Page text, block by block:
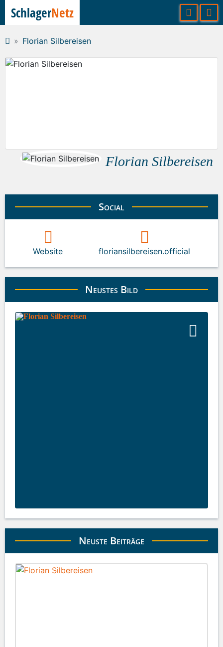
Florian Silbereisen
Florian Silbereisen
Social
Website floriansilbereisen.official
Neustes Bild
Neuste Beiträge
SchlagerNetz